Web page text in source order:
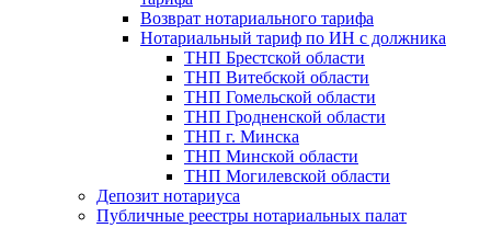
Возврат нотариального тарифа
Нотариальный тариф по ИН с должника
ТНП Брестской области
ТНП Витебской области
ТНП Гомельской области
ТНП Гродненской области
ТНП г. Минска
ТНП Минской области
ТНП Могилевской области
Депозит нотариуса
Публичные реестры нотариальных палат